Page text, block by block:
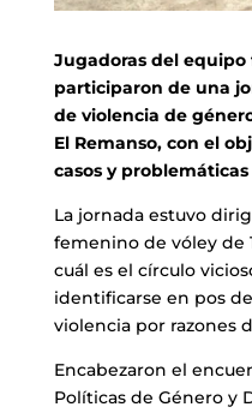
Jugadoras del
participaron de una
de violencia de
El Remanso, con el
casos y
La jornada estuvo
femenino de vóley de
cuál es el círculo
identificarse en pos
violencia por razones
Encabezaron el
Políticas de Género y